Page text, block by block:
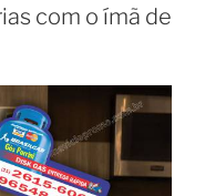
com o ímã de